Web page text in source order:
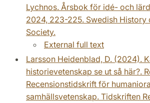
Lychnos. Årsbok för idé- och
2024, 223-225. Swedish History
Society.
External full text
Larsson Heidenblad, D. (2024).
historievetenskap se ut så här?.
Recensionstidskrift för
samhällsvetenskap. Tidskriften